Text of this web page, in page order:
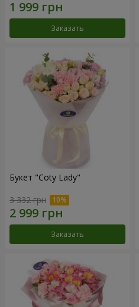
Заказать
Букет "Coty Lady"
3 332 грн
Заказать